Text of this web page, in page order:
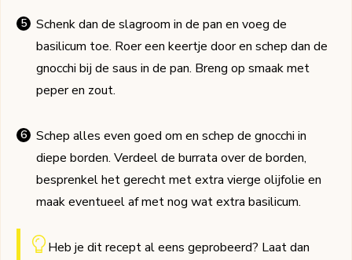
Schenk dan de slagroom in de pan en voeg de
basilicum toe. Roer een keertje door en schep dan de
gnocchi bij de saus in de pan. Breng op smaak met
peper en zout.
Schep alles even goed om en schep de gnocchi in
diepe borden. Verdeel de burrata over de borden,
besprenkel het gerecht met extra vierge olijfolie en
maak eventueel af met nog wat extra basilicum.
Heb je dit recept al eens geprobeerd? Laat dan